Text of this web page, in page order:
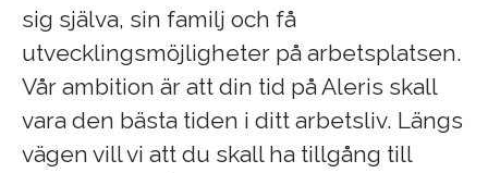
sig själva, sin familj och få
utvecklingsmöjligheter på arbetsplatsen.
Vår ambition är att din tid på Aleris skall
vara den bästa tiden i ditt arbetsliv. Längs
vägen vill vi att du skall ha tillgång till